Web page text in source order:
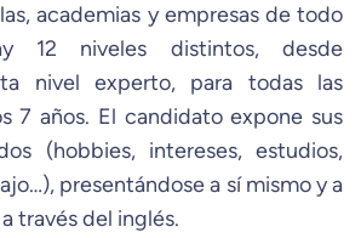
academias y empresas de todo
12 niveles distintos, desde
nivel experto, para todas las
7 años. El candidato expone sus
(hobbies, intereses, estudios,
presentándose a sí mismo y a
través del inglés.